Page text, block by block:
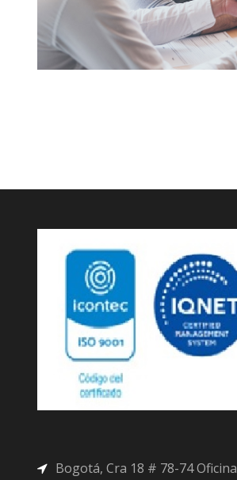
Bogotá, Cra 18 # 78-74 Oficina